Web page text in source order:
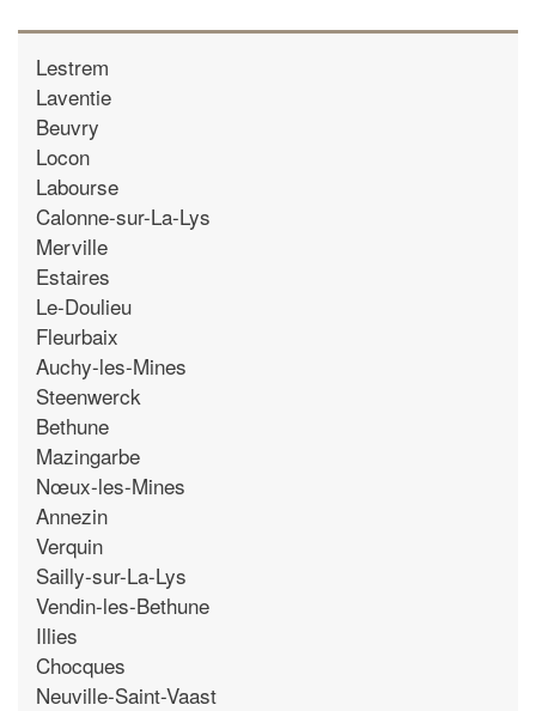
Lestrem
Laventie
Beuvry
Locon
Labourse
Calonne-sur-La-Lys
Merville
Estaires
Le-Doulieu
Fleurbaix
Auchy-les-Mines
Steenwerck
Bethune
Mazingarbe
Nœux-les-Mines
Annezin
Verquin
Sailly-sur-La-Lys
Vendin-les-Bethune
Illies
Chocques
Neuville-Saint-Vaast